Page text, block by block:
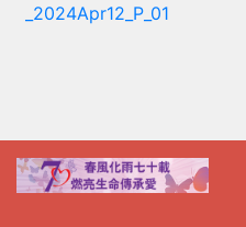
_2024Apr12_P_01